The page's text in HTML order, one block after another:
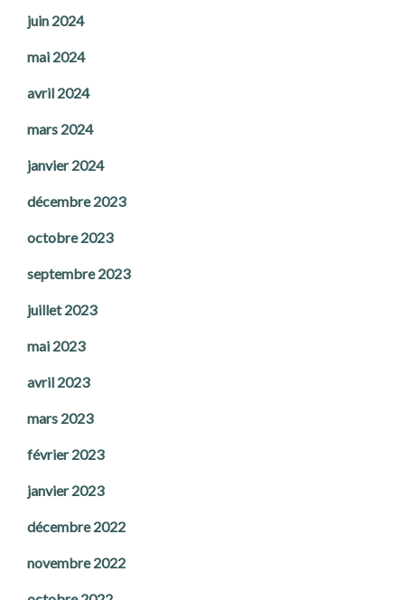
juin 2024
mai 2024
avril 2024
mars 2024
janvier 2024
décembre 2023
octobre 2023
septembre 2023
juillet 2023
mai 2023
avril 2023
mars 2023
février 2023
janvier 2023
décembre 2022
novembre 2022